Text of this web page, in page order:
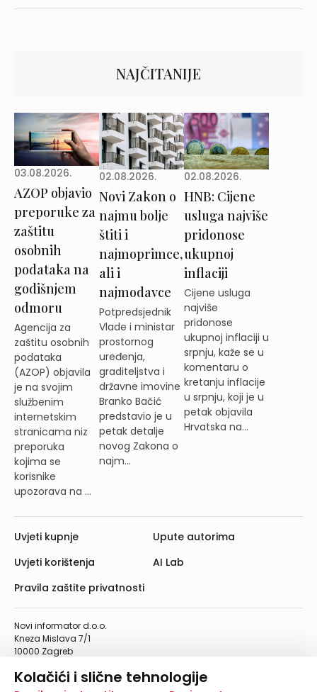
Kolačići i slične tehnologije
NAJČITANIJE
03.08.2026.
AZOP objavio
preporuke za
zaštitu
osobnih
podataka na
godišnjem
odmoru
Agencija za
zaštitu osobnih
podataka
(AZOP) objavila
je na svojim
službenim
internetskim
stranicama niz
preporuka
kojima se
korisnike
upozorava na ...
02.08.2026.
Novi Zakon o
najmu bolje
štiti i
najmoprimce,
ali i
najmodavce
Potpredsjednik
Vlade i ministar
prostornog
uređenja,
graditeljstva i
državne imovine
Branko Bačić
predstavio je u
petak detalje
novog Zakona o
najm...
02.08.2026.
HNB: Cijene
usluga najviše
pridonose
ukupnoj
inflaciji
Cijene usluga
najviše
pridonose
ukupnoj inflaciji u
srpnju, kaže se u
komentaru o
kretanju inflacije
u srpnju, koji je u
petak objavila
Hrvatska na...
Novi informator d.o.o.
Kneza Mislava 7/1
10000 Zagreb
Telefaks: 01/4612-553
info@informator.hr
Uvjeti kupnje
Uvjeti korištenja
Pravila zaštite privatnosti
Upute autorima
AI Lab